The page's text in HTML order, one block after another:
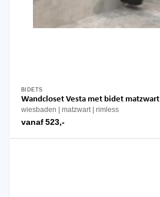
BIDETS
Wandcloset Vesta met bidet matzwart
wiesbaden matzwart rimless
vanaf 523,-
Dit
product